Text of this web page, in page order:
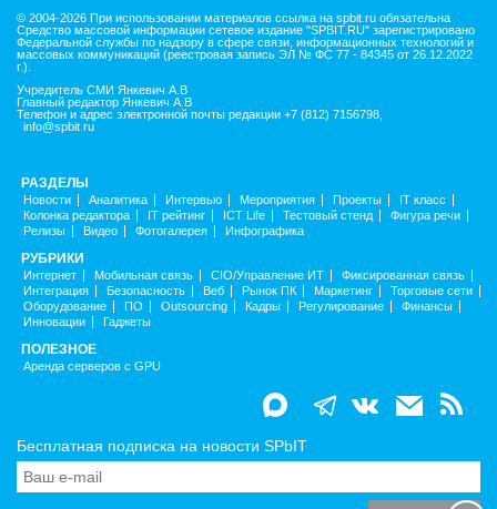
© 2004-2026 При использовании материалов ссылка на spbit.ru обязательна
Средство массовой информации сетевое издание "SPBIT.RU" зарегистрировано
Федеральной службы по надзору в сфере связи, информационных технологий и
массовых коммуникаций (реестровая запись ЭЛ № ФС 77 - 84345 от 26.12.2022
г.).
Учредитель СМИ Янкевич А.В
Главный редактор Янкевич А.В
Телефон и адрес электронной почты редакции +7 (812) 7156798,
info@spbit.ru
РАЗДЕЛЫ
Новости Аналитика Интервью Мероприятия Проекты
IT класс
Колонка редактора
IT рейтинг ICT Life Тестовый стенд
Фигура речи
Релизы
Видео Фотогалерея Инфографика
РУБРИКИ
Интернет Мобильная связь CIO/Управление ИТ
Фиксированная связь
Интеграция
Безопасность Веб Рынок ПК Маркетинг
Торговые сети
Оборудование
ПО Outsourcing Кадры Регулирование
Финансы
Инновации
Гаджеты
ПОЛЕЗНОЕ
Аренда серверов с GPU
Бесплатная подписка на новости SPbIT